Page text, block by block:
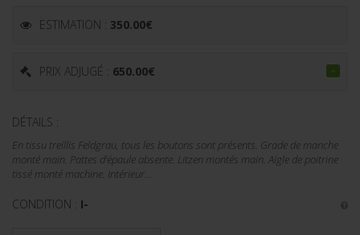
ESTIMATION : 350.00€
PRIX ADJUGÉ : 650.00€
DÉTAILS :
En tissu treillis Feldgrau, tous les boutons sont présents. Grade de manche
monté main. Pattes d'épaule absente. Litzen montés main. Aigle de poitrine
tissé monté machine. Intérieur...
CONDITION : I-